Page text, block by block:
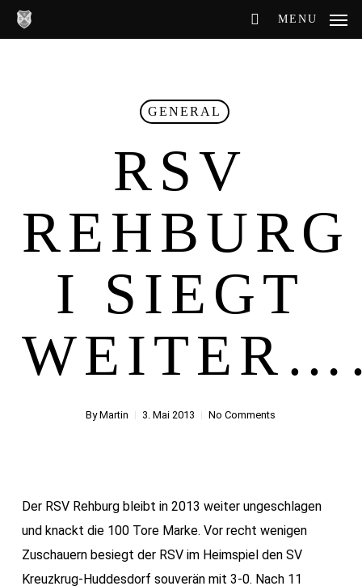
Skip
to
MENU
GENERAL
RSV
REHBURG
I SIEGT
By Martin 3. Mai 2013 No Comments
Der RSV Rehburg bleibt in 2013 weiter ungeschlagen
und knackt die 100 Tore Marke. Vor recht wenigen
Zuschauern besiegt der RSV im Heimspiel den SV
Kreuzkrug-Huddesdorf souverän mit 3-0. Nach 11